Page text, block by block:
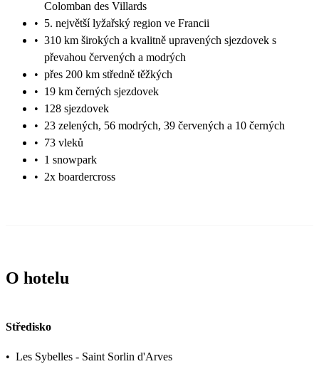
Colomban des Villards
• 5. největší lyžařský region ve Francii
• 310 km širokých a kvalitně upravených sjezdovek s
převahou červených a modrých
• přes 200 km středně těžkých
• 19 km černých sjezdovek
• 128 sjezdovek
• 23 zelených, 56 modrých, 39 červených a 10 černých
• 73 vleků
• 1 snowpark
• 2x boardercross
O hotelu
Středisko
• Les Sybelles - Saint Sorlin d'Arves